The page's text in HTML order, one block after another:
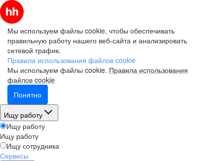
Мы используем файлы cookie, чтобы обеспечивать
правильную работу нашего веб-сайта и анализировать
сетевой трафик.
Правила использования файлов cookie
Мы используем файлы cookie. Правила использования
файлов cookie
Понятно
Ищу работу
Ищу работу
Ищу работу
Ищу сотрудника
Сервисы